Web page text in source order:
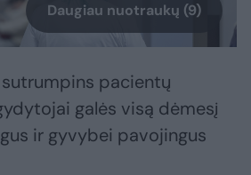
Daugiau nuotraukų (9)
pacientų
galės visą dėmesį
ir gyvybei pavojingus